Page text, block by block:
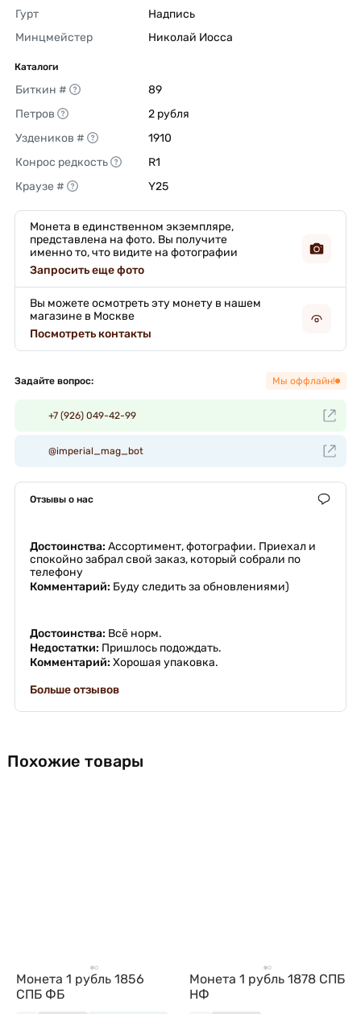
Гурт
Надпись
Минцмейстер
Николай Иосса
Каталоги
Биткин #
89
Петров
2 рубля
Уздеников #
1910
Конрос редкость
R1
Краузе #
Y25
Монета в единственном экземпляре,
представлена на фото. Вы получите
именно то, что видите на фотографии
Запросить еще фото
Вы можете осмотреть эту монету в нашем
магазине в Москве
Посмотреть контакты
Задайте вопрос: Мы оффлайн!
+7 (926) 049-42-99
@imperial_mag_bot
Отзывы о нас
Достоинства: Ассортимент, фотографии. Приехал и
спокойно забрал свой заказ, который собрали по
телефону
Комментарий: Буду следить за обновлениями)
Достоинства: Всë норм.
Недостатки: Пришлось подождать.
Комментарий: Хорошая упаковка.
Больше отзывов
Похожие товары
Монета 1 рубль 1856
СПБ ФБ
Монета 1 рубль 1878 СПБ
НФ